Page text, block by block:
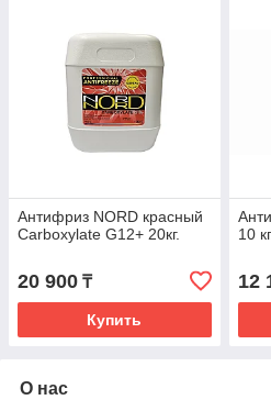
Антифриз NORD красный
Carboxylate G12+ 20кг.
20 900 ₸
Купить
10
12
О нас